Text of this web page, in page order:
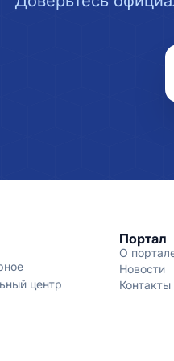
центр
Портал
О
Новости
Контакты